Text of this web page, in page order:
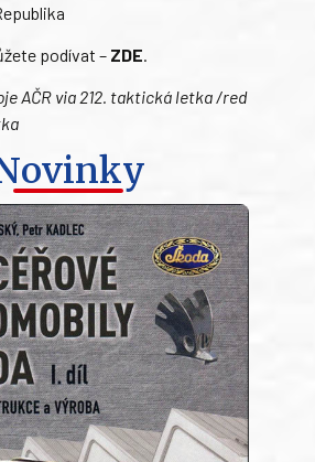
podívat – ZDE.
AČR via 212. taktická letka /red